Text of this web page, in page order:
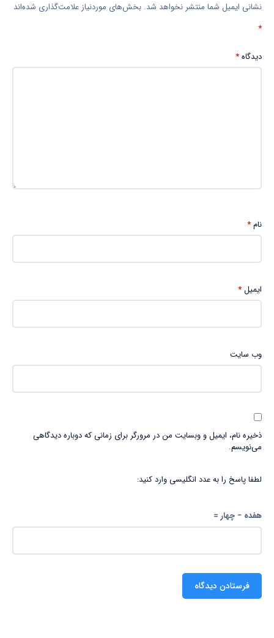
نشانی ایمیل شما منتشر نخواهد شد. بخش‌های موردنیاز علامت‌گذاری شده‌اند
*
دیدگاه*
نام*
ایمیل*
وب‌ سایت
ذخیره نام، ایمیل و وبسایت من در مرورگر برای زمانی که دوباره دیدگاهی
می‌نویسم.
لطفا پاسخ را به عدد انگلیسی وارد کنید:
هفده − چهار =